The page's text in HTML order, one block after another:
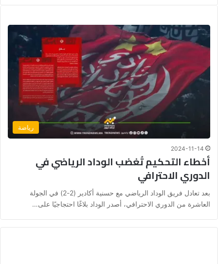
رياضة
2024-11-14
أخطاء التحكيم تُغضب الوداد الرياضي في
الدوري الاحترافي
بعد تعادل فريق الوداد الرياضي مع حسنية أكادير (2-2) في الجولة
العاشرة من الدوري الاحترافي، أصدر الوداد بلاغًا احتجاجيًا على…